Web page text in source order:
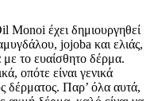
έχει δημιουργηθεί
jojoba και ελιάς,
το ευαίσθητο δέρμα.
οπότε είναι γενικά
δέρματος. Παρ’ όλα αυτά,